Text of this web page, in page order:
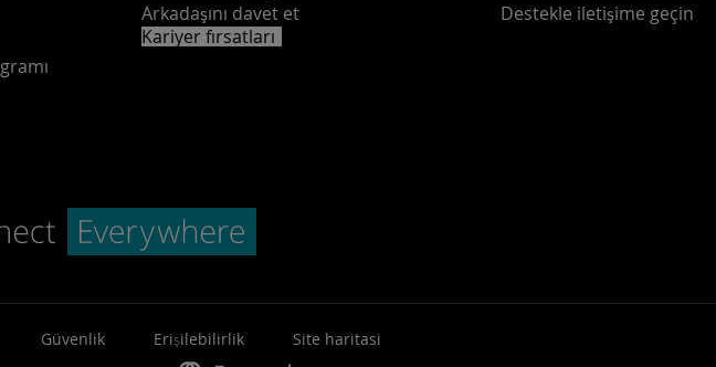
Arkadaşını davet et
Kariyer fırsatları
Destekle iletişime geçin
Güvenlik Erişilebilirlik
Site haritasi